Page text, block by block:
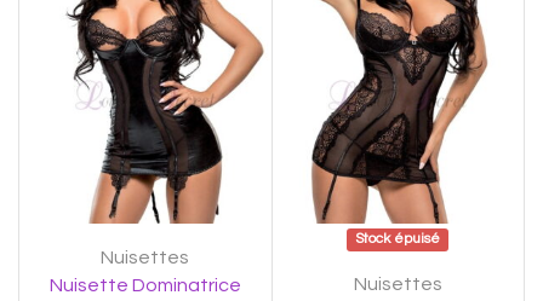
Nuisettes
Nuisette Dominatrice
Stock épuisé
Nuisettes